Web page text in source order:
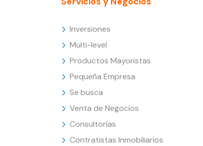
Inversiones
Multi-level
Productos Mayoristas
Pequeña Empresa
Se busca
Venta de Negocios
Consultorías
Contratistas Inmobiliarios